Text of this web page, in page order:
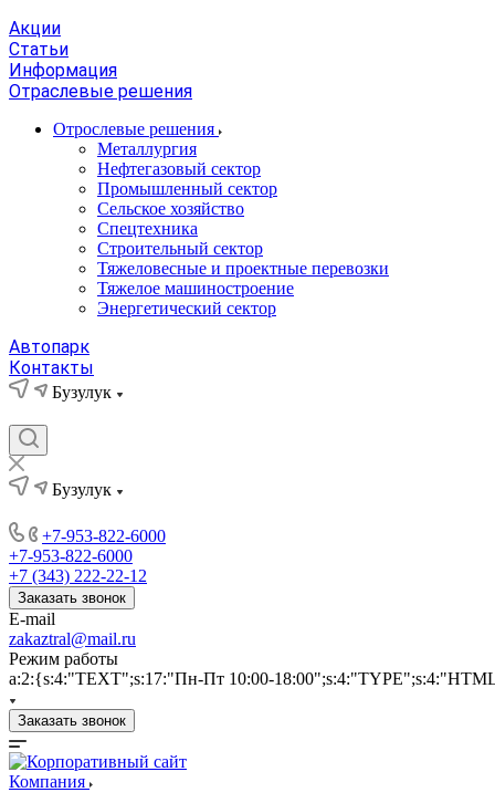
Акции
Статьи
Информация
Отраслевые решения
Отрослевые решения
Металлургия
Нефтегазовый сектор
Промышленный сектор
Сельское хозяйство
Спецтехника
Строительный сектор
Тяжеловесные и проектные перевозки
Тяжелое машиностроение
Энергетический сектор
Автопарк
Контакты
Бузулук
Бузулук
+7-953-822-6000
+7-953-822-6000
+7 (343) 222-22-12
Заказать звонок
E-mail
zakaztral@mail.ru
Режим работы
a:2:{s:4:"TEXT";s:17:"Пн-Пт 10:00-
Заказать звонок
Компания